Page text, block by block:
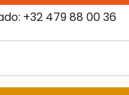
+32 479 88 00 36